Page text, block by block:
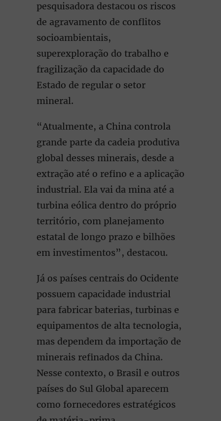
pesquisadora destacou os riscos
de agravamento de conflitos
socioambientais,
superexploração do trabalho e
fragilização da capacidade do
Estado de regular o setor
mineral.
“Atualmente, a China controla
grande parte da cadeia produtiva
global desses minerais, desde a
extração até o refino e a aplicação
industrial. Ela vai da mina até a
turbina eólica dentro do próprio
território, com planejamento
estatal de longo prazo e bilhões
em investimentos”, destacou.
Já os países centrais do Ocidente
possuem capacidade industrial
para fabricar baterias, turbinas e
equipamentos de alta tecnologia,
mas dependem da importação de
minerais refinados da China.
Nesse contexto, o Brasil e outros
países do Sul Global aparecem
como fornecedores estratégicos